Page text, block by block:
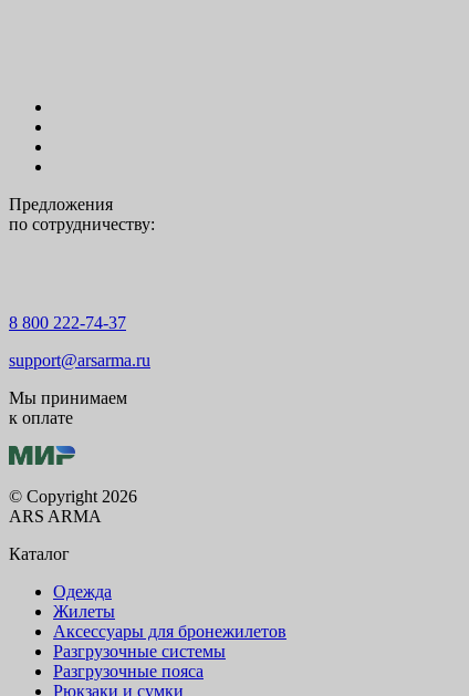
Предложения
по сотрудничеству:
8 800 222-74-37
support@arsarma.ru
Мы принимаем
к оплате
© Copyright 2026
ARS ARMA
Каталог
Одежда
Жилеты
Аксессуары для бронежилетов
Разгрузочные системы
Разгрузочные пояса
Рюкзаки и сумки